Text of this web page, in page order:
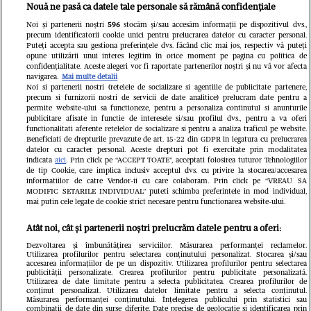
aeroporturi din Europa își închide
complet porțile timp de trei luni.
Milioane de pasageri, afectați
Un vecin instruit poate salva
Intră în
Nouă ne pasă ca datele tale personale să rămână confidențiale
Noi și partenerii noștri 596stocăm și/sau accesăm informații pe dispozitivul dvs.,
precum identificatorii cookie unici pentru prelucrarea datelor cu caracter personal.
Puteți accepta sau gestiona preferințele dvs. făcând clic mai jos, respectiv vă puteți
opune utilizării unui interes legitim în orice moment pe pagina cu politica de
confidențialitate. Aceste alegeri vor fi raportate partenerilor noștri și nu vă vor afecta
navigarea. Mai multe detalii
Noi si partenerii nostri (retelele de socializare si agentiile de publicitate partenere,
precum si furnizorii nostri de servicii de date analitice) prelucram date pentru a
permite website-ului sa functioneze, pentru a personaliza continutul si anunturile
publicitare afisate in functie de interesele si/sau profilul dvs., pentru a va oferi
functionalitati aferente retelelor de socializare si pentru a analiza traficul pe website.
Beneficiati de drepturile prevazute de art. 15-22 din GDPR in legatura cu prelucrarea
datelor cu caracter personal. Aceste drepturi pot fi exercitate prin modalitatea
indicataaici. Prin click pe “ACCEPT TOATE”, acceptati folosirea tuturor Tehnologiilor
de tip Cookie, care implica inclusiv acceptul dvs. cu privire la stocarea/accesarea
informatiilor de catre Vendor-ii cu care colaboram. Prin click pe “VREAU SA
MODIFIC SETARILE INDIVIDUAL” puteti schimba preferintele in mod individual,
mai putin cele legate de cookie strict necesare pentru functionarea website-ului.
Atât noi, cât și partenerii noștri prelucrăm datele pentru a oferi:
Dezvoltarea și îmbunătățirea serviciilor. Măsurarea performanței reclamelor.
Utilizarea profilurilor pentru selectarea conținutului personalizat. Stocarea și/sau
accesarea informațiilor de pe un dispozitiv. Utilizarea profilurilor pentru selectarea
publicității personalizate. Crearea profilurilor pentru publicitate personalizată.
Utilizarea de date limitate pentru a selecta publicitatea. Crearea profilurilor de
conținut personalizat. Utilizarea datelor limitate pentru a selecta conținutul.
Măsurarea performanței conținutului. Înțelegerea publicului prin statistici sau
combinații de date din surse diferite. Date precise de geolocație și identificarea prin